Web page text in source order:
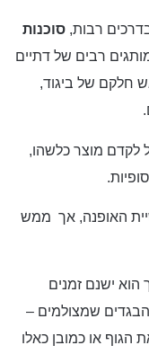
רבות, סוכנות
רבים של דתיים
חלקם של ביגוד,
לקדם מוצר כלשהו,
האופנה, אך ממש
ישנם זמנים
שמצולמים –
או כמובן כאלו